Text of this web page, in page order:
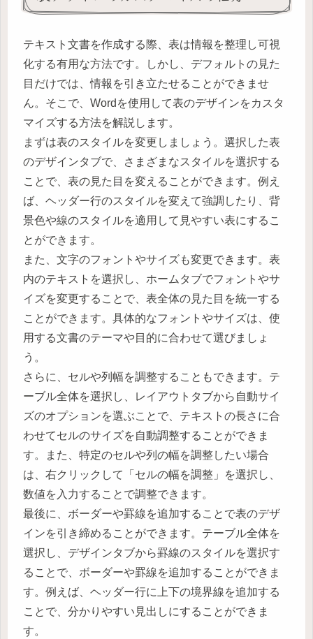
テキスト文書を作成する際、表は情報を整理し可視
化する有用な方法です。しかし、デフォルトの見た
目だけでは、情報を引き立たせることができませ
ん。そこで、Wordを使用して表のデザインをカスタ
マイズする方法を解説します。
まずは表のスタイルを変更しましょう。選択した表
のデザインタブで、さまざまなスタイルを選択する
ことで、表の見た目を変えることができます。例え
ば、ヘッダー行のスタイルを変えて強調したり、背
景色や線のスタイルを適用して見やすい表にするこ
とができます。
また、文字のフォントやサイズも変更できます。表
内のテキストを選択し、ホームタブでフォントやサ
イズを変更することで、表全体の見た目を統一する
ことができます。具体的なフォントやサイズは、使
用する文書のテーマや目的に合わせて選びましょ
う。
さらに、セルや列幅を調整することもできます。テ
ーブル全体を選択し、レイアウトタブから自動サイ
ズのオプションを選ぶことで、テキストの長さに合
わせてセルのサイズを自動調整することができま
す。また、特定のセルや列の幅を調整したい場合
は、右クリックして「セルの幅を調整」を選択し、
数値を入力することで調整できます。
最後に、ボーダーや罫線を追加することで表のデザ
インを引き締めることができます。テーブル全体を
選択し、デザインタブから罫線のスタイルを選択す
ることで、ボーダーや罫線を追加することができま
す。例えば、ヘッダー行に上下の境界線を追加する
ことで、分かりやすい見出しにすることができま
す。